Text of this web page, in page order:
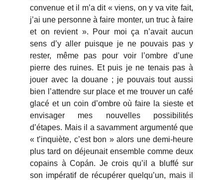
convenue et il m’a dit « viens, on y va vite fait,
j’ai une personne à faire monter, un truc à faire
et on revient ». Pour moi ça n’avait aucun
sens d’y aller puisque je ne pouvais pas y
rester, même pas pour voir l’ombre d’une
pierre des ruines. Et puis je ne tenais pas à
jouer avec la douane ; je pouvais tout aussi
bien l’attendre sur place et me trouver un café
glacé et un coin d’ombre où faire la sieste et
envisager mes nouvelles possibilités
d’étapes. Mais il a savamment argumenté que
« t’inquiète, c’est bon » alors une demi-heure
plus tard on déjeunait ensemble comme deux
copains à Copán. Je crois qu’il a bluffé sur
son impératif de récupérer quelqu’un, mais il